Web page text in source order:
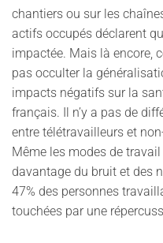
chantiers ou sur les
actifs occupés déclarent
impactée. Mais là encore,
pas occulter la
impacts négatifs sur la
français. Il n’y a pas de
entre télétravailleurs et
Même les modes de
davantage du bruit et des
47% des personnes
touchées par une